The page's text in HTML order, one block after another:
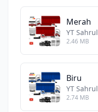
Merah
YT Sahrul
2.46 MB
Biru
YT Sahrul
2.74 MB